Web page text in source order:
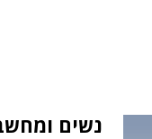
נשים